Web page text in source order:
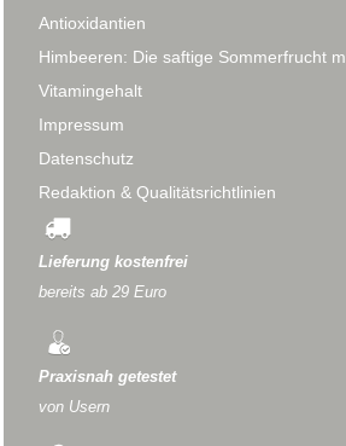
Antioxidantien
Himbeeren: Die saftige Sommerfrucht
Vitamingehalt
Impressum
Datenschutz
Redaktion & Qualitätsrichtlinien
Lieferung kostenfrei
bereits ab 29 Euro
Praxisnah getestet
von Usern